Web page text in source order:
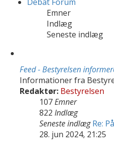
Emner
Indlæg
Seneste indlæg
Feed - Bestyrelsen
Informationer fra
Redaktør: Bestyrelsen
107Emner
822 Indlæg
Seneste indlæg Re:
28. jun 2024, 21:25